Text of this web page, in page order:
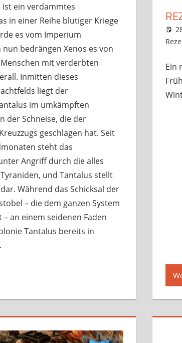
ist ein verdammtes
in einer Reihe blutiger Kriege
es vom Imperium
bedrängen Xenos es von
mit verderbten
Inmitten dieses
liegt der
im umkämpften
der Schneise, die der
geschlagen hat. Seit
steht das
Angriff durch die alles
und Tantalus stellt
Während das Schicksal der
– die dem ganzen System
an einem seidenen Faden
Tantalus bereits in
Ein